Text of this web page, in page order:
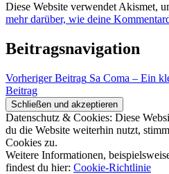
Diese Website verwendet Akismet,
mehr darüber, wie deine
Beitragsnavigation
Vorheriger Beitrag Sa Coma – Ein
Beitrag
Datenschutz & Cookies: Diese
du die Website weiterhin nutzt,
Cookies zu.
Weitere Informationen,
findest du hier: Cookie-Richtlinie